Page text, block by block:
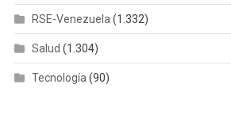
RSE-Venezuela (1.332)
Salud (1.304)
Tecnología (90)